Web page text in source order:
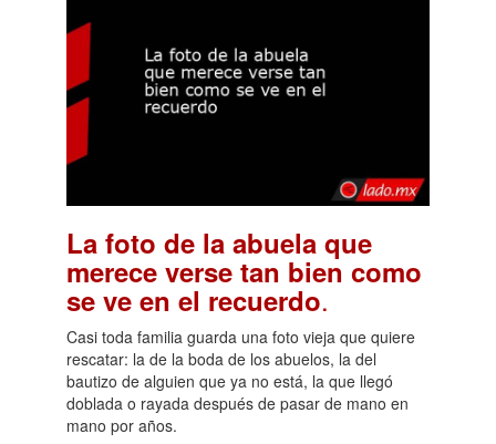
La foto de la abuela que
merece verse tan bien como
se ve en el recuerdo.
Casi toda familia guarda una foto vieja que quiere
rescatar: la de la boda de los abuelos, la del
bautizo de alguien que ya no está, la que llegó
doblada o rayada después de pasar de mano en
mano por años.